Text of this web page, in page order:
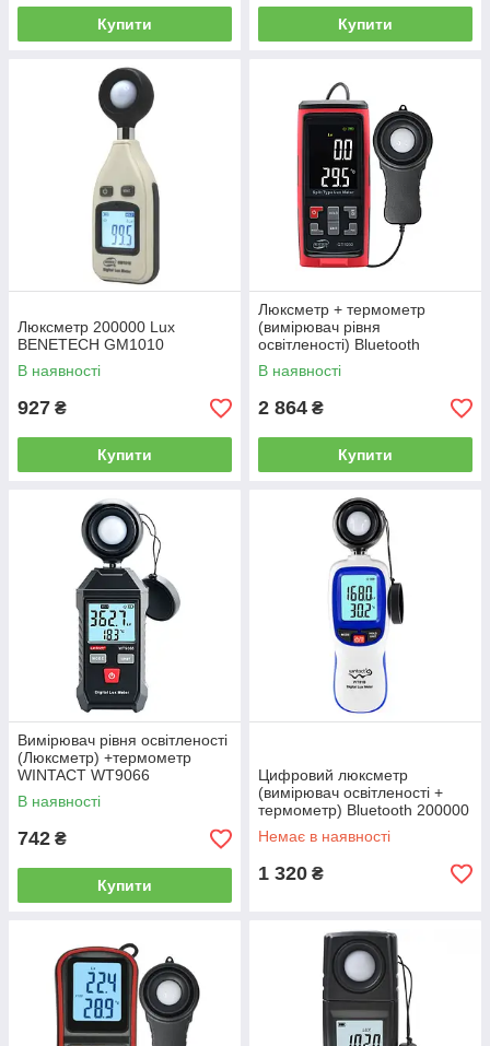
Купити Купити
Люксметр 200000 Lux
BENETECH GM1010
В наявності
927 ₴
Купити
Люксметр + термометр
(вимірювач рівня
освітленості) Bluetooth
BENETECH GT1050
В наявності
2 864 ₴
Купити
Вимірювач рівня освітленості
(Люксметр) +термометр
WINTACT WT9066
В наявності
742 ₴
Купити
Цифровий люксметр
(вимірювач освітленості +
термометр) Bluetooth 200000
Lux WINTACT WT81B
Немає в наявності
1 320 ₴